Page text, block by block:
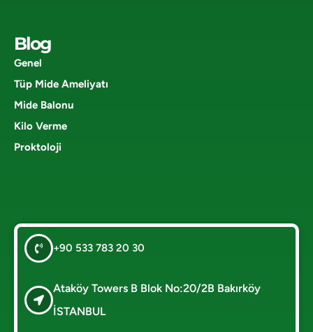
Blog
Genel
Tüp Mide Ameliyatı
Mide Balonu
Kilo Verme
Proktoloji
+90 533 783 20 30
Ataköy Towers B Blok No:20/2B Bakırköy
İSTANBUL